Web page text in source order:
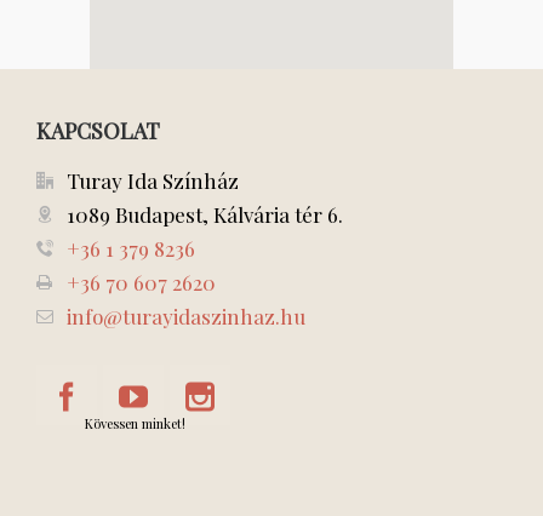
KAPCSOLAT
Turay Ida Színház
1089 Budapest, Kálvária tér 6.
+36 1 379 8236
+36 70 607 2620
info@turayidaszinhaz.hu
Kövessen minket!